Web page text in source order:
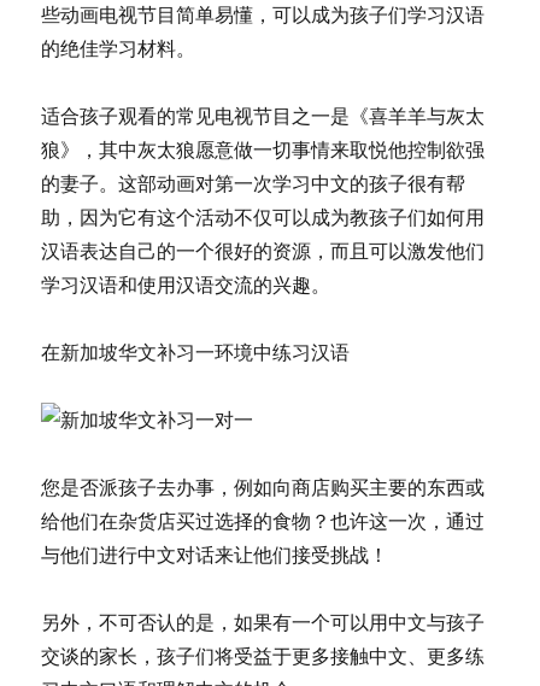
些动画电视节目简单易懂，可以成为孩子们学习汉语
的绝佳学习材料。
适合孩子观看的常见电视节目之一是《喜羊羊与灰太
狼》，其中灰太狼愿意做一切事情来取悦他控制欲强
的妻子。这部动画对第一次学习中文的孩子很有帮
助，因为它有这个活动不仅可以成为教孩子们如何用
汉语表达自己的一个很好的资源，而且可以激发他们
学习汉语和使用汉语交流的兴趣。
在新加坡华文补习一环境中练习汉语
您是否派孩子去办事，例如向商店购买主要的东西或
给他们在杂货店买过选择的食物？也许这一次，通过
与他们进行中文对话来让他们接受挑战！
另外，不可否认的是，如果有一个可以用中文与孩子
交谈的家长，孩子们将受益于更多接触中文、更多练